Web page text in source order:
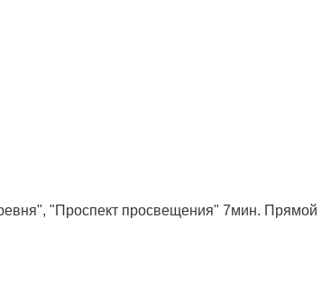
"Проспект просвещения" 7мин. Прямой